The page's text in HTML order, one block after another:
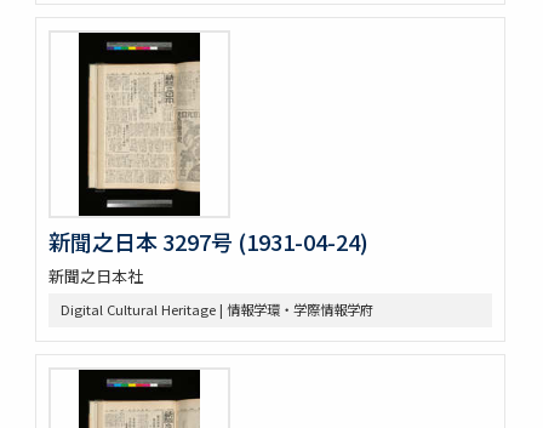
新聞之日本 3297号 (1931-04-24)
新聞之日本社
Digital Cultural Heritage | 情報学環・学際情報学府